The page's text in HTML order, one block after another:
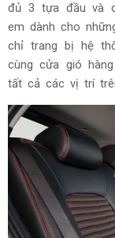
đủ 3 tựa đầu và
em dành cho
chỉ trang bị hệ
cùng cửa gió
tất cả các vị trí